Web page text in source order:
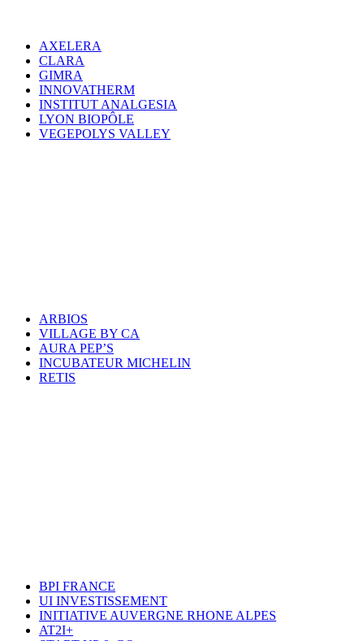
AXELERA
CLARA
GIMRA
INNOVATHERM
INSTITUT ANALGESIA
LYON BIOPÔLE
VEGEPOLYS VALLEY
ARBIOS
VILLAGE BY CA
AURA PEP’S
INCUBATEUR MICHELIN
RETIS
BPI FRANCE
UI INVESTISSEMENT
INITIATIVE AUVERGNE RHONE ALPES
AT2I+